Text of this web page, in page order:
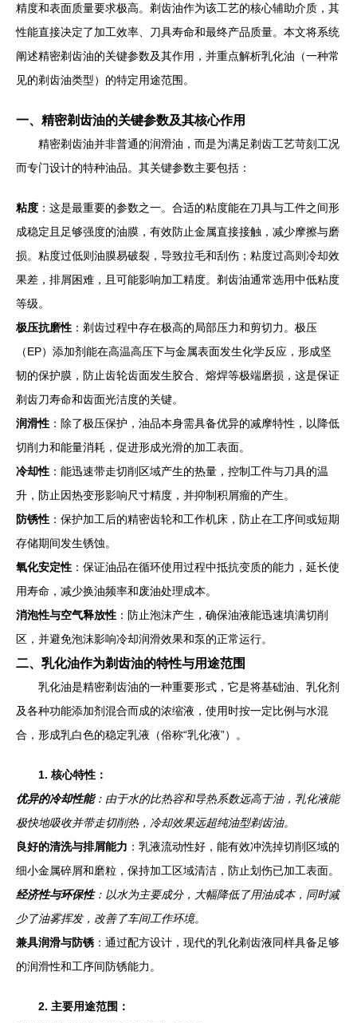
精度和表面质量要求极高。剃齿油作为该工艺的核心辅助介质，其
性能直接决定了加工效率、刀具寿命和最终产品质量。本文将系统
阐述精密剃齿油的关键参数及其作用，并重点解析乳化油（一种常
见的剃齿油类型）的特定用途范围。
一、精密剃齿油的关键参数及其核心作用
精密剃齿油并非普通的润滑油，而是为满足剃齿工艺苛刻工况
而专门设计的特种油品。其关键参数主要包括：
粘度 ：这是最重要的参数之一。合适的粘度能在刀具与工件之间形
成稳定且足够强度的油膜，有效防止金属直接接触，减少摩擦与磨
损。粘度过低则油膜易破裂，导致拉毛和刮伤；粘度过高则冷却效
果差，排屑困难，且可能影响加工精度。剃齿油通常选用中低粘度
等级。
极压抗磨性 ：剃齿过程中存在极高的局部压力和剪切力。极压
（EP）添加剂能在高温高压下与金属表面发生化学反应，形成坚
韧的保护膜，防止齿轮齿面发生胶合、熔焊等极端磨损，这是保证
剃齿刀寿命和齿面光洁度的关键。
润滑性 ：除了极压保护，油品本身需具备优异的减摩特性，以降低
切削力和能量消耗，促进形成光滑的加工表面。
冷却性 ：能迅速带走切削区域产生的热量，控制工件与刀具的温
升，防止因热变形影响尺寸精度，并抑制积屑瘤的产生。
防锈性 ：保护加工后的精密齿轮和工作机床，防止在工序间或短期
存储期间发生锈蚀。
氧化安定性 ：保证油品在循环使用过程中抵抗变质的能力，延长使
用寿命，减少换油频率和废油处理成本。
消泡性与空气释放性 ：防止泡沫产生，确保油液能迅速填满切削
区，并避免泡沫影响冷却润滑效果和泵的正常运行。
二、乳化油作为剃齿油的特性与用途范围
乳化油是精密剃齿油的一种重要形式，它是将基础油、乳化剂
及各种功能添加剂混合而成的浓缩液，使用时按一定比例与水混
合，形成乳白色的稳定乳液（俗称“乳化液”）。
1. 核心特性：
优异的冷却性能：由于水的比热容和导热系数远高于油，乳化液能
极快地吸收并带走切削热，冷却效果远超纯油型剃齿油。
良好的清洗与排屑能力 ：乳液流动性好，能有效冲洗掉切削区域的
细小金属碎屑和磨粒，保持加工区域清洁，防止划伤已加工表面。
经济性与环保性：以水为主要成分，大幅降低了用油成本，同时减
少了油雾挥发，改善了车间工作环境。
兼具润滑与防锈 ：通过配方设计，现代的乳化剃齿液同样具备足够
的润滑性和工序间防锈能力。
2. 主要用途范围：